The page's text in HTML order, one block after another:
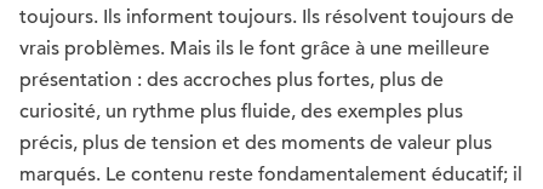
toujours. Ils informent toujours. Ils résolvent toujours de
vrais problèmes. Mais ils le font grâce à une meilleure
présentation : des accroches plus fortes, plus de
curiosité, un rythme plus fluide, des exemples plus
précis, plus de tension et des moments de valeur plus
marqués. Le contenu reste fondamentalement éducatif; il